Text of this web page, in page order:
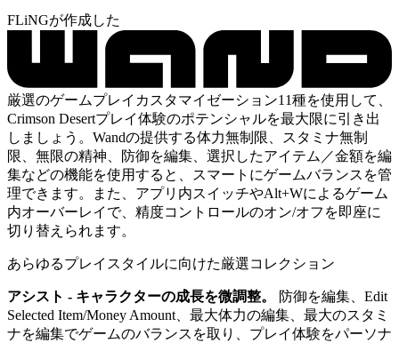
FLiNGが作成した
厳選のゲームプレイカスタマイゼーション11種を使用して、
Crimson Desertプレイ体験のポテンシャルを最大限に引き出
しましょう。Wandの提供する体力無制限、スタミナ無制
限、無限の精神、防御を編集、選択したアイテム／金額を編
集などの機能を使用すると、スマートにゲームバランスを管
理できます。また、アプリ内スイッチやAlt+Wによるゲーム
内オーバーレイで、精度コントロールのオン/オフを即座に
切り替えられます。
あらゆるプレイスタイルに向けた厳選コレクション
アシスト - キャラクターの成長を微調整。
防御を編集、Edit
Selected Item/Money Amount、最大体力の編集、最大のスタミ
ナを編集でゲームのバランスを取り、プレイ体験をパーソナ